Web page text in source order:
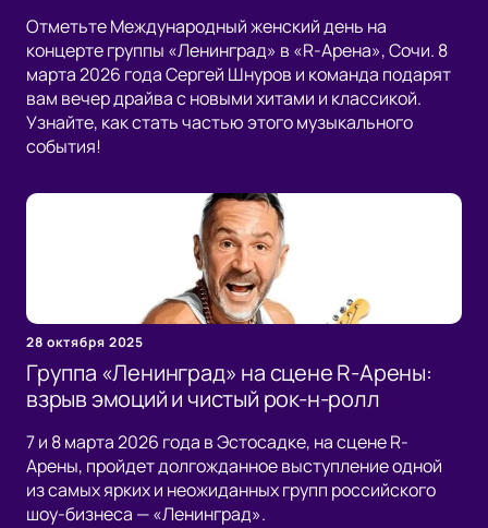
Отметьте Международный женский день на
концерте группы «Ленинград» в «R-Арена», Сочи. 8
марта 2026 года Сергей Шнуров и команда подарят
вам вечер драйва с новыми хитами и классикой.
Узнайте, как стать частью этого музыкального
события!
28 октября 2025
Группа «Ленинград» на сцене R-Арены:
взрыв эмоций и чистый рок-н-ролл
7 и 8 марта 2026 года в Эстосадке, на сцене R-
Арены, пройдет долгожданное выступление одной
из самых ярких и неожиданных групп российского
шоу-бизнеса — «Ленинград».